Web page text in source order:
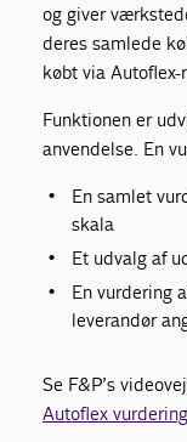
og giver
deres samlede
købt via Autoflex-
Funktionen er
anvendelse. En
En samlet
skala
Et udvalg af
En vurdering
leverandør
Se F&P’s
Autoflex